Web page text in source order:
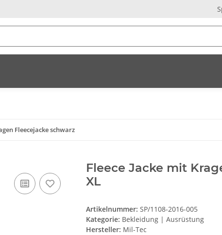
Fleecejacke schwarz
Fleece Jacke mit
XL
Artikelnummer: SP/1108-2016-005
Kategorie: Bekleidung | Ausrüstung
Hersteller: Mil-Tec